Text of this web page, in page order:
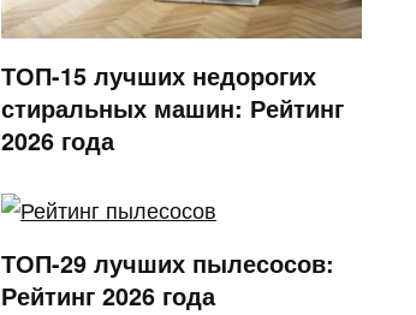
ТОП-15 лучших недорогих
стиральных машин: Рейтинг
2026 года
ТОП-29 лучших пылесосов:
Рейтинг 2026 года